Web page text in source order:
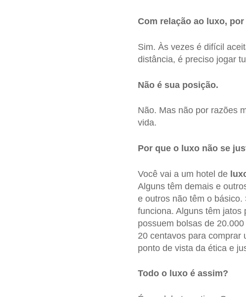
Com relação ao luxo,
Sim. Às vezes é difícil
distância, é preciso jogar
Não é sua posição.
Não. Mas não por razões
vida.
Por que o luxo não se
Você vai a um hotel de
Alguns têm demais e
e outros não têm o
funciona. Alguns têm
possuem bolsas de
20 centavos para comprar
ponto de vista da ética e
Todo o luxo é assim?